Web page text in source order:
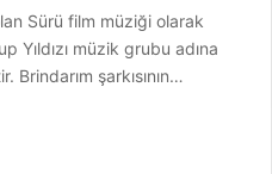
Sürü film müziği olarak
Yıldızı müzik grubu adına
Brindarım şarkısının…